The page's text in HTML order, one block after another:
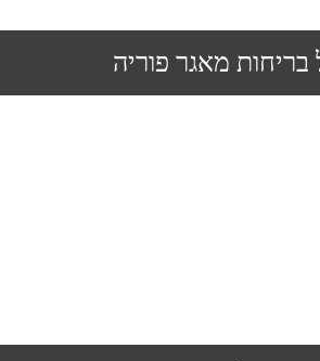
בריחות מאגר פוריה